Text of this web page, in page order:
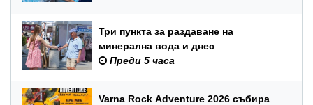
Три пункта за раздаване на
минерална вода и днес
Преди 5 часа
Varna Rock Adventure 2026 събира